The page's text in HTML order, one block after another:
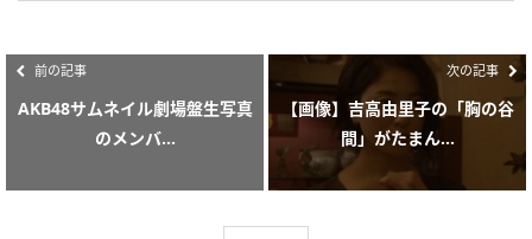
前の記事
AKB48サムネイル劇場盤生写真
のメンバ...
次の記事
【画像】吉高由里子の「胸の谷
間」がたまん...